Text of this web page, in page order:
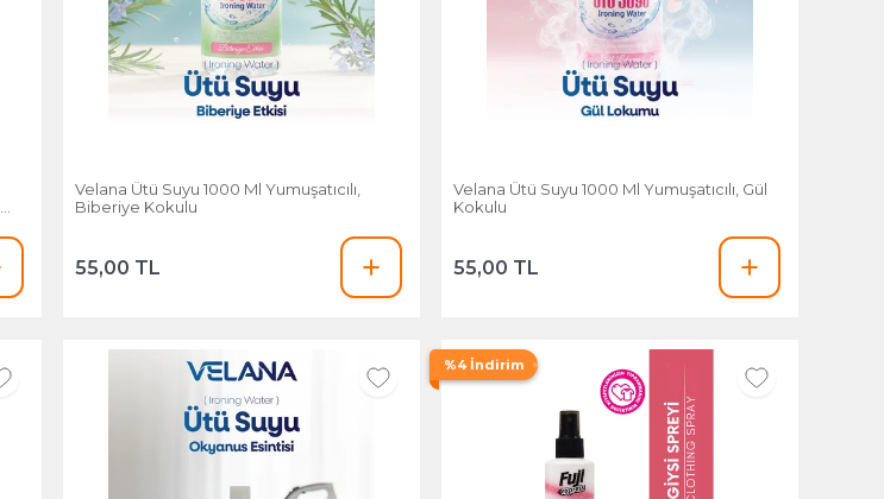
Velana Ütü Suyu 1000 Ml Yumuşatıcılı,
Biberiye Kokulu
55,00 TL
Velana Ütü Suyu 1000 Ml Yumuşatıcılı, Gül
Kokulu
55,00 TL
%4 İndirim